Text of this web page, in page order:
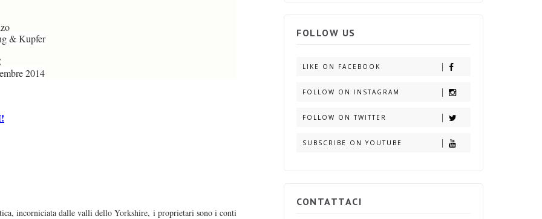
& Kupfer
2014
incorniciata dalle valli dello Yorkshire, i proprietari sono i conti
FOLLOW US
LIKE ON FACEBOOK
FOLLOW ON INSTAGRAM
FOLLOW ON TWITTER
SUBSCRIBE ON YOUTUBE
CONTATTACI